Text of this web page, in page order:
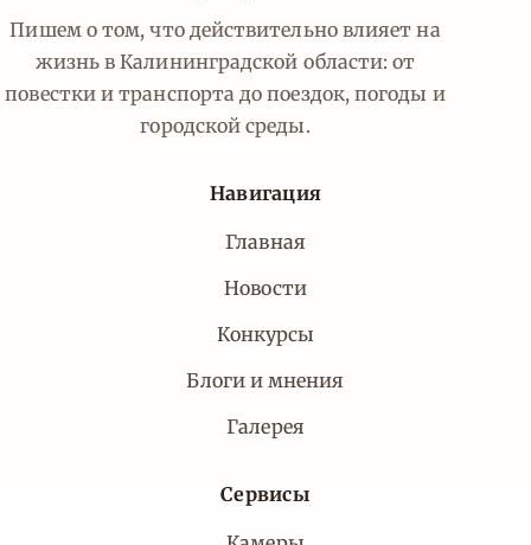
Пишем о том, что действительно влияет на
жизнь в Калининградской области: от
повестки и транспорта до поездок, погоды и
городской среды.
Навигация
Главная
Новости
Конкурсы
Блоги и мнения
Галерея
Сервисы